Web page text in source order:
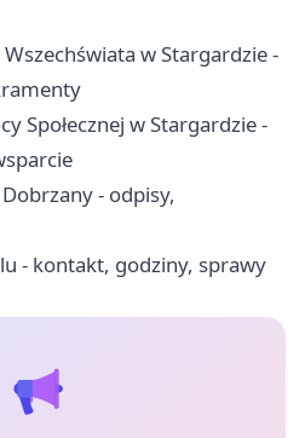
w Stargardzie -
Społecznej w Stargardzie -
- odpisy,
- kontakt, godziny, sprawy